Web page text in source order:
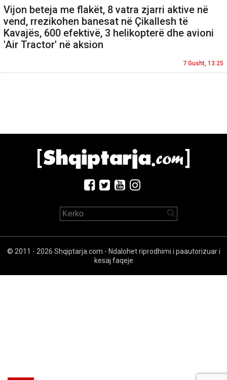
Vijon beteja me flakët, 8 vatra zjarri aktive në
vend, rrezikohen banesat në Çikallesh të
Kavajës, 600 efektivë, 3 helikopterë dhe avioni
'Air Tractor' në aksion
7 Gusht, 13:25
© 2011 - 2026 Shqiptarja.com - Ndalohet riprodhimi i paautorizuar i
kesaj faqeje